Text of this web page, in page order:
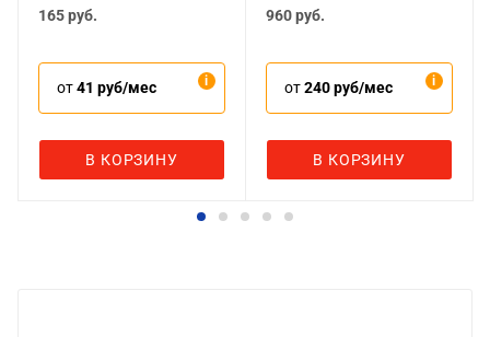
165руб.
от41 руб/мес
В КОРЗИНУ
960руб.
от240 руб/мес
В КОРЗИНУ